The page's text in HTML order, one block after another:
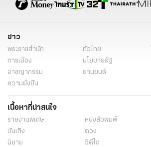
ข่าว
พระราชสำนัก ทั่วไทย
การเมือง
นโยบายรัฐ
อาชญากรรม
ยานยนต์
ความยั่งยืน
เนื้อหาที่น่าสนใจ
รายงานพิเศษ หนังสือพิมพ์
บันเทิง
ดวง
นิยาย
วิดีโอ